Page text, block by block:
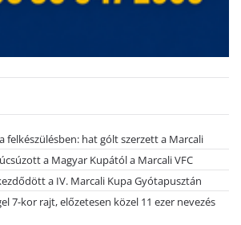
felkészülésben: hat gólt szerzett a Marcali
a Magyar Kupától a Marcali VFC
a IV. Marcali Kupa Gyótapusztán
7-kor rajt, előzetesen közel 11 ezer nevezés